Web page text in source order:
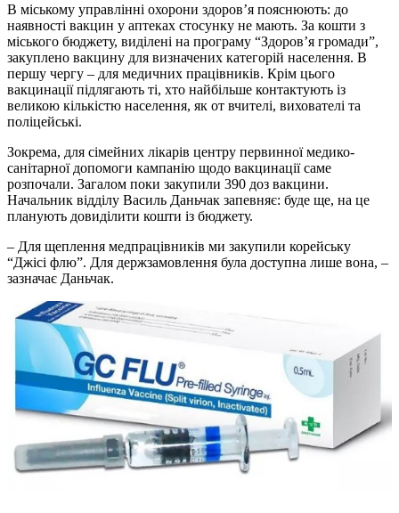
В міському управлінні охорони здоров’я пояснюють: до
наявності вакцин у аптеках стосунку не мають. За кошти з
міського бюджету, виділені на програму “Здоров’я громади”,
закуплено вакцину для визначених категорій населення. В
першу чергу – для медичних працівників. Крім цього
вакцинації підлягають ті, хто найбільше контактують із
великою кількістю населення, як от вчителі, вихователі та
поліцейські.
Зокрема, для сімейних лікарів центру первинної медико-
санітарної допомоги кампанію щодо вакцинації саме
розпочали. Загалом поки закупили 390 доз вакцини.
Начальник відділу Василь Даньчак запевняє: буде ще, на це
планують довиділити кошти із бюджету.
– Для щеплення медпрацівників ми закупили корейську
“Джісі флю”. Для держзамовлення була доступна лише вона, –
зазначає Даньчак.